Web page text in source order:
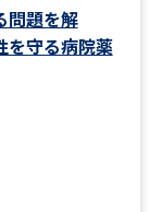
問題を解
守る病院薬